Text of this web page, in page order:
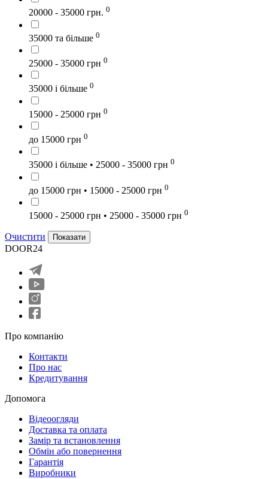
20000 - 35000 грн. 0
35000 та більше 0
25000 - 35000 грн 0
35000 і більше 0
15000 - 25000 грн 0
до 15000 грн 0
35000 і більше • 25000 - 35000 грн 0
до 15000 грн • 15000 - 25000 грн 0
15000 - 25000 грн • 25000 - 35000 грн 0
Очистити Показати
DOOR24
Про компанію
Контакти
Про нас
Кредитування
Допомога
Відеоогляди
Доставка та оплата
Замір та встановлення
Обмін або повернення
Гарантія
Виробники